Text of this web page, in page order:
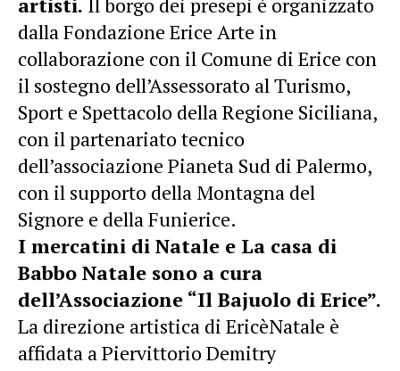
dalla Fondazione Erice Arte in
collaborazione con il Comune di Erice con
il sostegno dell’Assessorato al Turismo,
Sport e Spettacolo della Regione Siciliana,
con il partenariato tecnico
dell’associazione Pianeta Sud di Palermo,
con il supporto della Montagna del
Signore e della Funierice.
I mercatini di Natale e La casa di
Babbo Natale sono a cura
dell’Associazione “Il Bajuolo di Erice”.
La direzione artistica di EricèNatale è
affidata a Piervittorio Demitry